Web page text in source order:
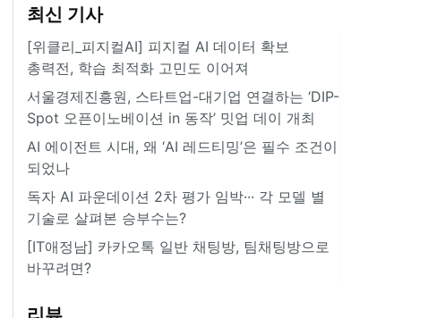
최신 기사
[위클리_피지컬AI] 피지컬 AI 데이터 확보
총력전, 학습 최적화 고민도 이어져
서울경제진흥원, 스타트업-대기업 연결하는 ‘DIP-
Spot 오픈이노베이션 in 동작’ 밋업 데이 개최
AI 에이전트 시대, 왜 ‘AI 레드티밍’은 필수 조건이
되었나
독자 AI 파운데이션 2차 평가 임박··· 각 모델 별
기술로 살펴본 승부수는?
[IT애정남] 카카오톡 일반 채팅방, 팀채팅방으로
바꾸려면?